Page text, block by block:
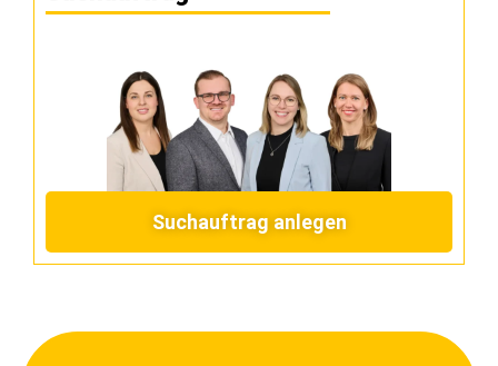
Suchauftrag anlegen